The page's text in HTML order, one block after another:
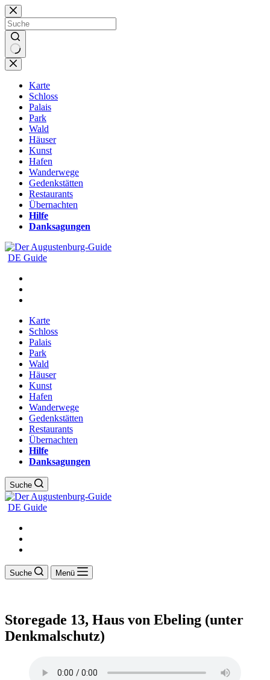
Zum
Inhalt
springen
Karte
Schloss
Palais
Park
Wald
Häuser
Kunst
Hafen
Wanderwege
Gedenkstätten
Restaurants
Übernachten
Hilfe
Danksagungen
DE Guide
Karte
Schloss
Palais
Park
Wald
Häuser
Kunst
Hafen
Wanderwege
Gedenkstätten
Restaurants
Übernachten
Hilfe
Danksagungen
Suche
DE Guide
Suche Menü
Storegade 13, Haus von Ebeling (unter
Denkmalschutz)